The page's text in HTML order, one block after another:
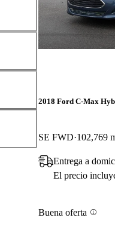
2018 Ford C-Max
SE FWD 102,769
Entrega a
El precio
Buena oferta